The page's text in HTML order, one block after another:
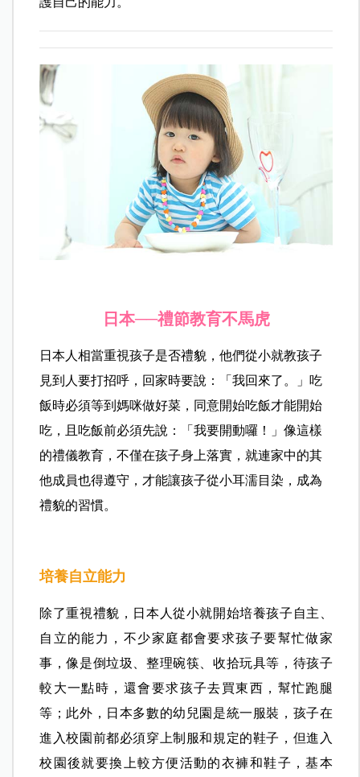
日本──禮節教育不馬虎
日本人相當重視孩子是否禮貌，他們從小就教孩子
見到人要打招呼，回家時要說：「我回來了。」吃
飯時必須等到媽咪做好菜，同意開始吃飯才能開始
吃，且吃飯前必須先說：「我要開動囉！」像這樣
的禮儀教育，不僅在孩子身上落實，就連家中的其
他成員也得遵守，才能讓孩子從小耳濡目染，成為
禮貌的習慣。
培養自立能力
除了重視禮貌，日本人從小就開始培養孩子自主、
自立的能力，不少家庭都會要求孩子要幫忙做家
事，像是倒垃圾、整理碗筷、收拾玩具等，待孩子
較大一點時，還會要求孩子去買東西，幫忙跑腿
等；此外，日本多數的幼兒園是統一服裝，孩子在
進入校園前都必須穿上制服和規定的鞋子，但進入
校園後就要換上較方便活動的衣褲和鞋子，基本